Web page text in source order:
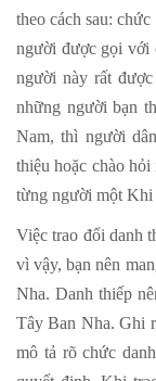
theo cách sau:
người được gọi với
người này rất
những người bạn
Nam, thì người
thiệu hoặc chào
từng người một Khi
Việc trao đổi danh
vì vậy, bạn nên
Nha. Danh thiếp
Tây Ban Nha. Ghi
mô tả rõ chức